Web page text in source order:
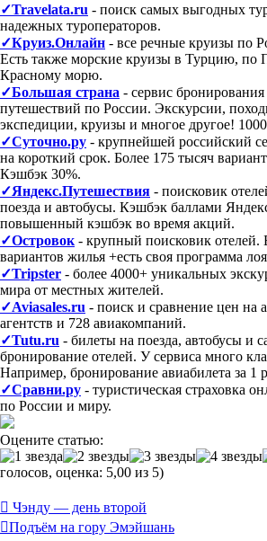
✓Travelata.ru - поиск самых выгодных
надежных туроператоров.
✓Круиз.Онлайн - все речные круизы по
Есть также морские круизы в Турцию, по
Красному морю.
✓Большая страна - сервис
путешествий по России. Экскурсии,
экспедиции, круизы и многое другое!
✓Суточно.ру - крупнейшей российский
на короткий срок. Более 175 тысяч
Кэшбэк 30%.
✓Яндекс.Путешествия - поисковик
поезда и автобусы. Кэшбэк баллами
повышенный кэшбэк во время акций.
✓Островок - крупный поисковик отелей.
вариантов жилья +есть своя программа
✓Tripster - более 4000+ уникальных
мира от местных жителей.
✓Aviasales.ru - поиск и сравнение цен на
агентств и 728 авиакомпаний.
✓Tutu.ru - билеты на поезда, автобусы и
бронирование отелей. У сервиса много
Например, бронирование авиабилета за 1
✓Сравни.ру - туристическая страховка
по России и миру.
Оцените статью:
голосов, оценка: 5,00 из 5)
Post
navigation
Чэнду — день второй
Подъём на гору Эмэйшань